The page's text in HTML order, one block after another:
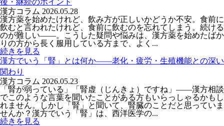
後・継続のポイント
漢方コラム 2026.05.28
漢方薬を始めたけれど、飲み方が正しいかどうか不安。食前に
飲むと言われたけれど、食前に飲むのを忘れてしまう。続ける
のが難しい——。こうした疑問や悩みは、漢方薬を始めたばか
りの方から長く服用している方まで、よく...
続きを見る
漢方でいう「腎」とは何か――老化・疲労・生殖機能との深い
関わり
漢方コラム 2026.05.23
「腎が弱っている」「腎虚（じんきょ）ですね」——漢方相談
でこのような言葉を聞いたことがある方もいらっしゃるかもし
れません。しかし「腎」と聞いて、腎臓のことだと思っていま
せんか？漢方でいう「腎」は、西洋医学の...
続きを見る